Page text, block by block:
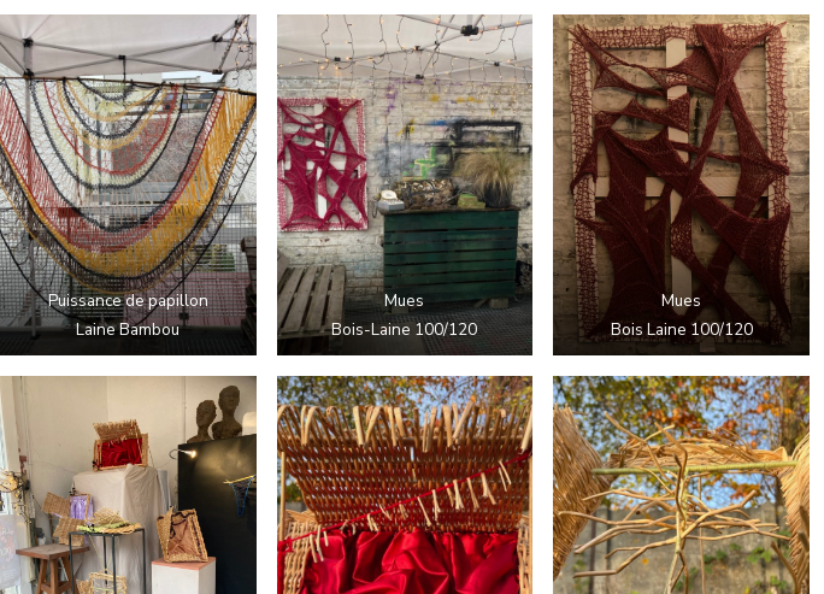
Puissance de papillon
Laine Bambou
Mues
Bois-Laine 100/120
Mues
Bois Laine 100/120